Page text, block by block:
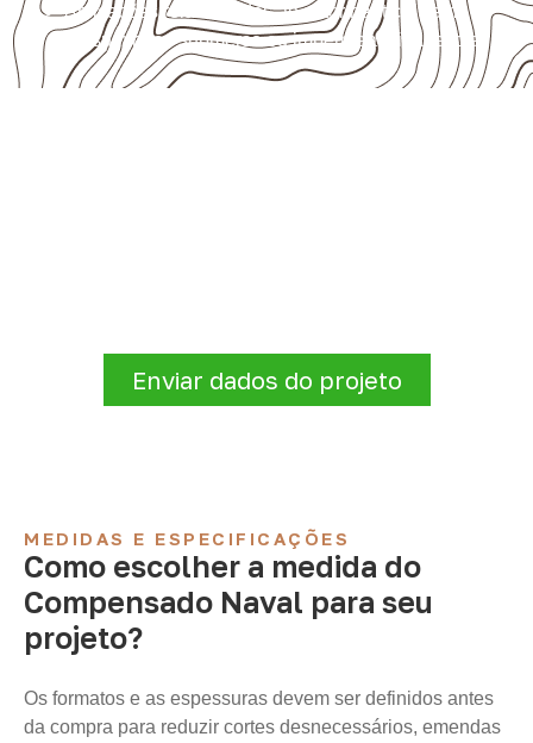
Aplicações relacionadas ao setor náutico, sem
presumir uso submerso ou impermeabilidade total.
Enviar dados do projeto
MEDIDAS E ESPECIFICAÇÕES
Como escolher a medida do
Compensado Naval para seu
projeto?
Os formatos e as espessuras devem ser definidos antes
da compra para reduzir cortes desnecessários, emendas